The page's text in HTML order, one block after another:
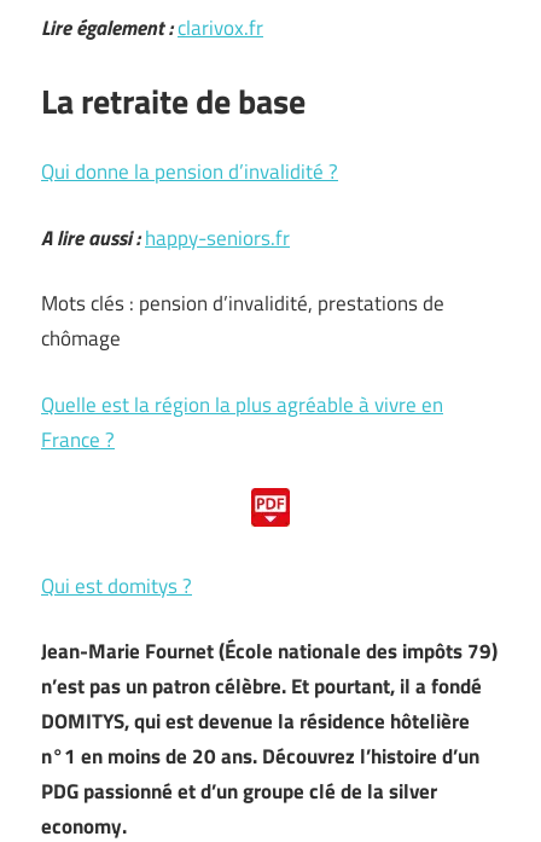
Lire également :clarivox.fr
La retraite de base
Qui donne la pension d’invalidité ?
A lire aussi :happy-seniors.fr
Mots clés : pension d’invalidité, prestations de
chômage
Quelle est la région la plus agréable à vivre en
France ?
Qui est domitys ?
Jean-Marie Fournet (École nationale des impôts 79)
n’est pas un patron célèbre. Et pourtant, il a fondé
DOMITYS, qui est devenue la résidence hôtelière
n°1 en moins de 20 ans. Découvrez l’histoire d’un
PDG passionné et d’un groupe clé de la silver
economy.